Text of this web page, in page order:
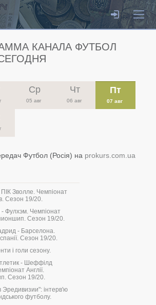
КАНАЛА ФУТБОЛ
Ср
05 авг
Чт
06 авг
Пт
07 авг
Футбол (Росія) на prokurs.com.ua
Зволле. Чемпіонат
Сезон 19/20.
- Фулхэм. Чемпіонат
Сезон 19/20.
- Барселона.
Сезон 19/20.
і голи сезону.
- Шеффілд
Англії.
Сезон 19/20.
Эредивизии": інтерв'ю
футболу.